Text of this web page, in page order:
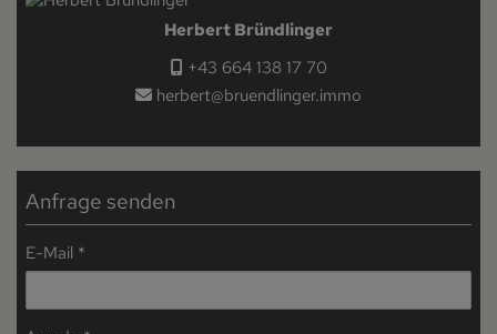
Herbert Bründlinger
+43 664 138 17 70
herbert@bruendlinger.immo
Anfrage senden
E-Mail